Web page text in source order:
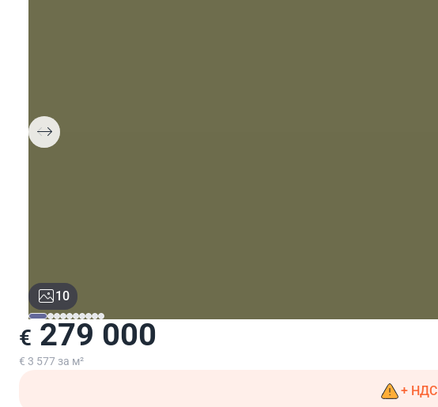
10
€ 279 000
€ 3 577 за м²
+ НДС